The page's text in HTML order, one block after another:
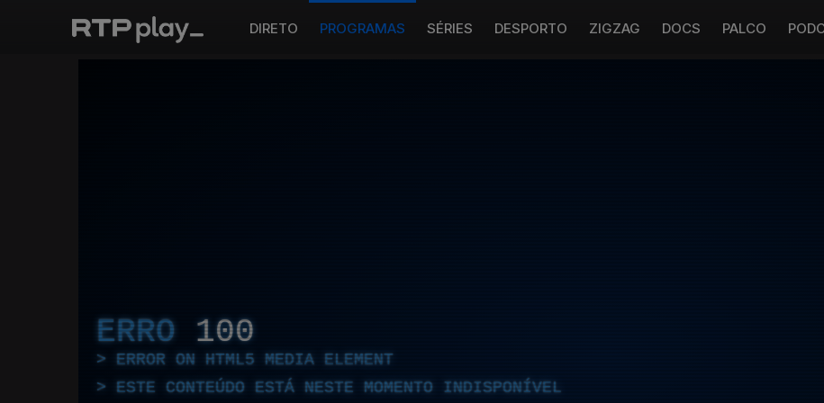
DIRETO PROGRAMAS SÉRIES DESPORTO ZIGZAG DOCS PALCO
ERRO 100
ERROR ON HTML5 MEDIA ELEMENT
ESTE CONTEÚDO ESTÁ NESTE MOMENTO INDISPONÍVEL